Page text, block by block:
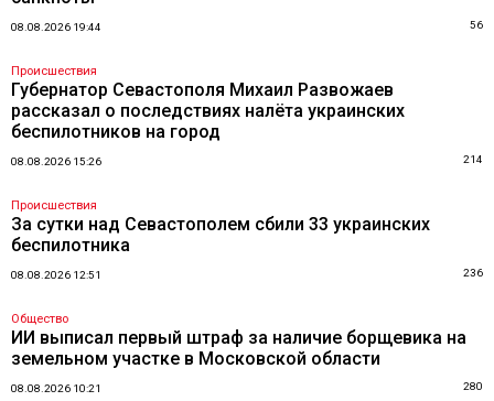
08.08.2026 19:44 56
Происшествия
Губернатор Севастополя Михаил Развожаев
рассказал о последствиях налёта украинских
беспилотников на город
08.08.2026 15:26 214
Происшествия
За сутки над Севастополем сбили 33 украинских
беспилотника
08.08.2026 12:51 236
Общество
ИИ выписал первый штраф за наличие борщевика на
земельном участке в Московской области
08.08.2026 10:21 280